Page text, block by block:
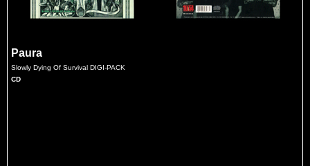
Paura
Slowly Dying Of Survival DIGI-PACK
CD